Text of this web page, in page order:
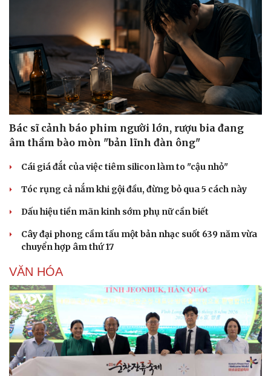
Doanh nghiệp
Thông tin doanh nghiệp
Doanh nghiệp 24h
Doanh nhân
Vì cộng đồng
Công nghệ
Sành điệu
Tin Công nghệ
Trải nghiệm
Chuyển đổi số
Bác sĩ cảnh báo phim người lớn, rượu bia đang
âm thầm bào mòn "bản lĩnh đàn ông"
Cái giá đắt của việc tiêm silicon làm to "cậu nhỏ"
Tóc rụng cả nắm khi gội đầu, đừng bỏ qua 5 cách này
Dấu hiệu tiền mãn kinh sớm phụ nữ cần biết
Cây đại phong cầm tấu một bản nhạc suốt 639 năm vừa
chuyển hợp âm thứ 17
VĂN HÓA